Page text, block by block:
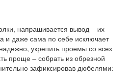
напрашивается вывод – их
и даже сама по себе исключает
укрепить проемы со всех
проще – собрать из обрезной
зафиксировав дюбелями: